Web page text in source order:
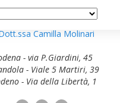
- via P.Giardini, 45
- Viale 5 Martiri, 39
- Via della Libertà, 1